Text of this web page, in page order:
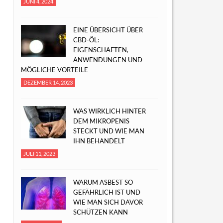
EINE ÜBERSICHT ÜBER
CBD-ÖL:
EIGENSCHAFTEN,
ANWENDUNGEN UND
MÖGLICHE VORTEILE
DEZEMBER 14, 2023
WAS WIRKLICH HINTER
DEM MIKROPENIS
STECKT UND WIE MAN
IHN BEHANDELT
JULI 11, 2023
WARUM ASBEST SO
GEFÄHRLICH IST UND
WIE MAN SICH DAVOR
SCHÜTZEN KANN